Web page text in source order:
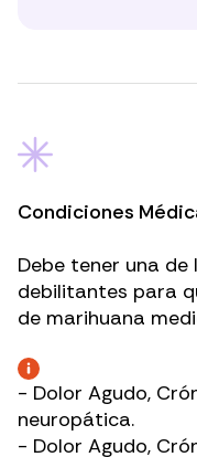
Condiciones
Debe tener una
debilitantes para
de marihuana
- Dolor Agudo,
neuropática.
- Dolor Agudo,